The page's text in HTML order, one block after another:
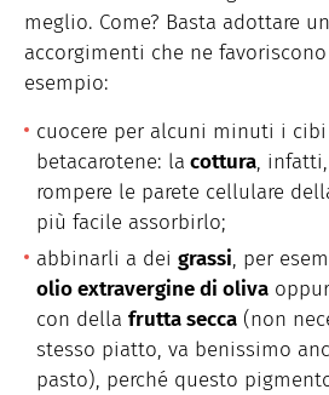
meglio. Come? Basta adottare
accorgimenti che ne favoriscono
esempio:
cuocere per alcuni minuti i
betacarotene: la cottura,
rompere le parete cellulare
più facile assorbirlo;
abbinarli a dei grassi, per
olio extravergine di oliva
con della frutta secca (non
stesso piatto, va benissimo
pasto), perché questo